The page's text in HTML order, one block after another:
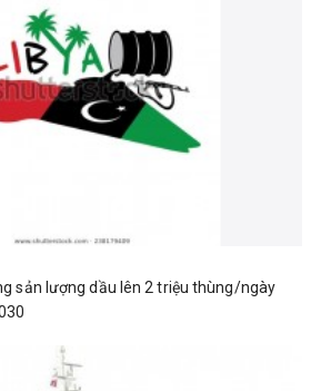
sản lượng dầu lên 2 triệu thùng/ngày